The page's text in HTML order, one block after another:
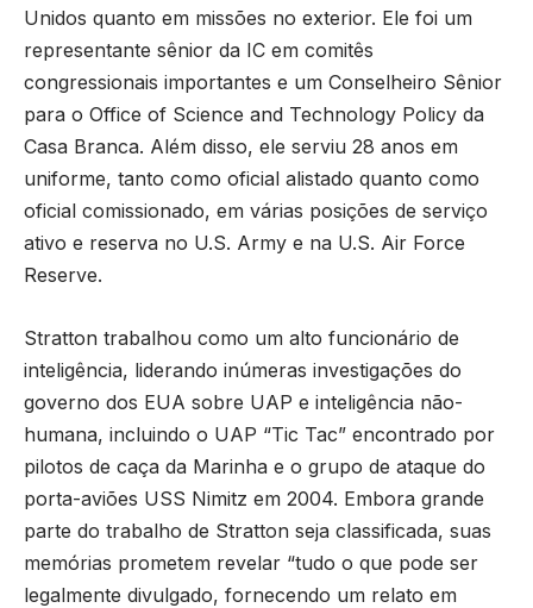
Unidos quanto em missões no exterior. Ele foi um
representante sênior da IC em comitês
congressionais importantes e um Conselheiro Sênior
para o Office of Science and Technology Policy da
Casa Branca. Além disso, ele serviu 28 anos em
uniforme, tanto como oficial alistado quanto como
oficial comissionado, em várias posições de serviço
ativo e reserva no U.S. Army e na U.S. Air Force
Reserve.
Stratton trabalhou como um alto funcionário de
inteligência, liderando inúmeras investigações do
governo dos EUA sobre UAP e inteligência não-
humana, incluindo o UAP “Tic Tac” encontrado por
pilotos de caça da Marinha e o grupo de ataque do
porta-aviões USS Nimitz em 2004. Embora grande
parte do trabalho de Stratton seja classificada, suas
memórias prometem revelar “tudo o que pode ser
legalmente divulgado, fornecendo um relato em